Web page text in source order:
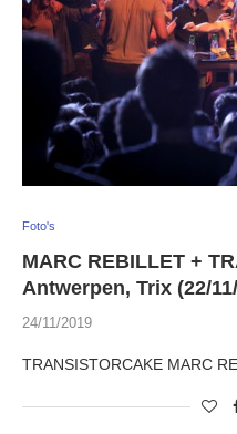
Foto's
MARC REBILLET +
Antwerpen, Trix (22/
24/11/2019
TRANSISTORCAKE MARC